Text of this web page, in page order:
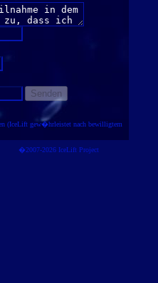
(IceLift gew�hrleistet nach bewilligtem
�2007-2026 IceLift Project